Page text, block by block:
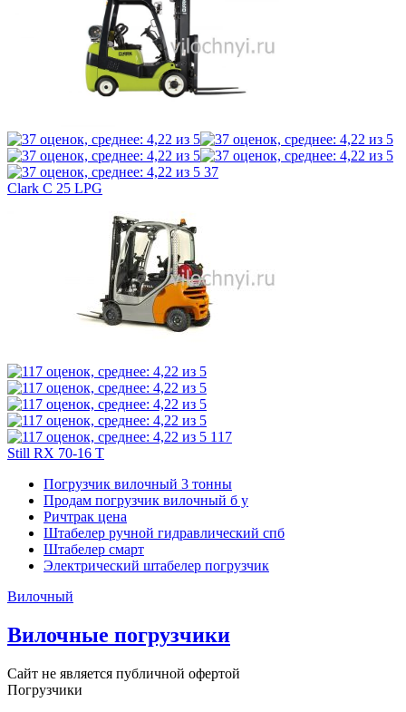
37
Clark C 25 LPG
117
Still RX 70-16 T
Погрузчик вилочный 3 тонны
Продам погрузчик вилочный б у
Ричтрак цена
Штабелер ручной гидравлический спб
Штабелер смарт
Электрический штабелер погрузчик
Вилочный
Вилочные погрузчики
Сайт не является публичной офертой
Погрузчики